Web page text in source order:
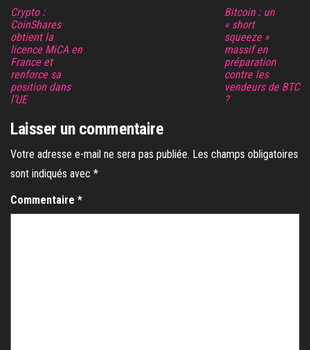
Crypto :
CoinShares
obtient la
licence MiCA en
France et
renforce sa
position dans
l’UE
Bitcoin : un
« short
squeeze »
massif en
préparation
contre les
vendeurs de BTC
?
Laisser un commentaire
Votre adresse e-mail ne sera pas publiée. Les champs obligatoires
sont indiqués avec *
Commentaire *